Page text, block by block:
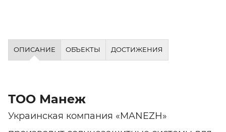
ОПИСАНИЕ ОБЪЕКТЫ ДОСТИЖЕНИЯ
ТОО Манеж
Украинская компания «MANEZH»